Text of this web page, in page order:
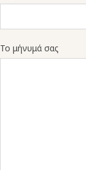
Το μήνυμά σας